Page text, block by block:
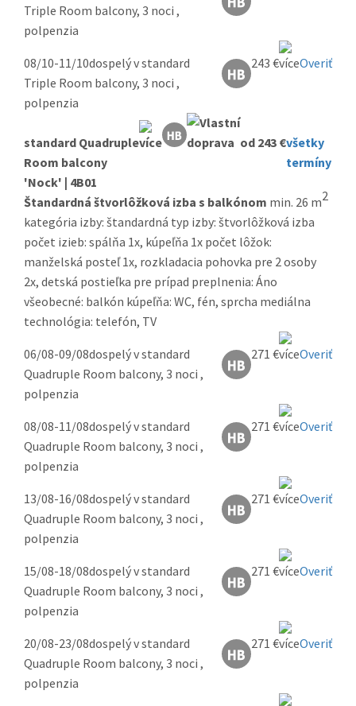
Triple Room balcony, 3 noci ,
polpenzia
08/10-11/10dospelý v standard
Triple Room balcony, 3 noci ,
polpenzia
243 € Overiť
standard Quadruple
Room balcony
'Nock' | 4B01
od 243 €všetky
termíny
Štandardná štvorlôžková izba s balkónom min. 26 m2
kategória izby: štandardná typ izby: štvorlôžková izba
počet izieb: spálňa 1x, kúpeľňa 1x počet lôžok:
manželská posteľ 1x, rozkladacia pohovka pre 2 osoby
2x, detská postieľka pre prípad preplnenia: Áno
všeobecné: balkón kúpeľňa: WC, fén, sprcha mediálna
technológia: telefón, TV
06/08-09/08dospelý v standard
Quadruple Room balcony, 3 noci ,
polpenzia
271 € Overiť
08/08-11/08dospelý v standard
Quadruple Room balcony, 3 noci ,
polpenzia
271 € Overiť
13/08-16/08dospelý v standard
Quadruple Room balcony, 3 noci ,
polpenzia
271 € Overiť
15/08-18/08dospelý v standard
Quadruple Room balcony, 3 noci ,
polpenzia
271 € Overiť
20/08-23/08dospelý v standard
Quadruple Room balcony, 3 noci ,
polpenzia
271 € Overiť